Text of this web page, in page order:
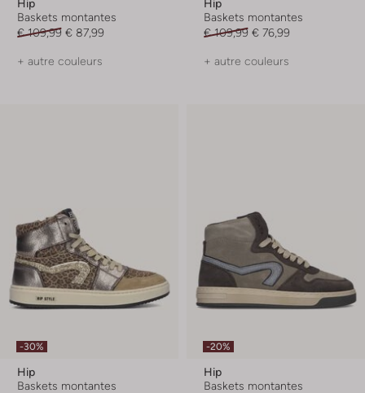
Hip
Baskets montantes
€ 109,99 € 87,99
+ autre couleurs
Hip
Baskets montantes
€ 109,99 € 76,99
+ autre couleurs
-30%
Hip
Baskets montantes
-20%
Hip
Baskets montantes